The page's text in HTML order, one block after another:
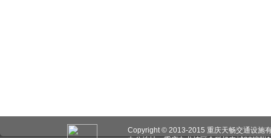
Copyright © 2013-2015 重庆天畅交通设施